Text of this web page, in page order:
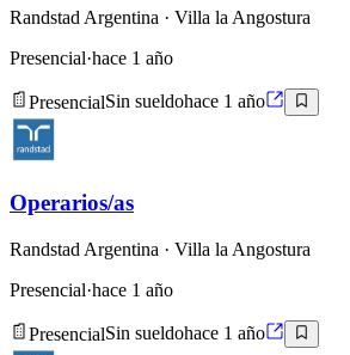
Randstad Argentina · Villa la Angostura
Presencial·hace 1 año
PresencialSin sueldohace 1 año
Operarios/as
Randstad Argentina · Villa la Angostura
Presencial·hace 1 año
PresencialSin sueldohace 1 año